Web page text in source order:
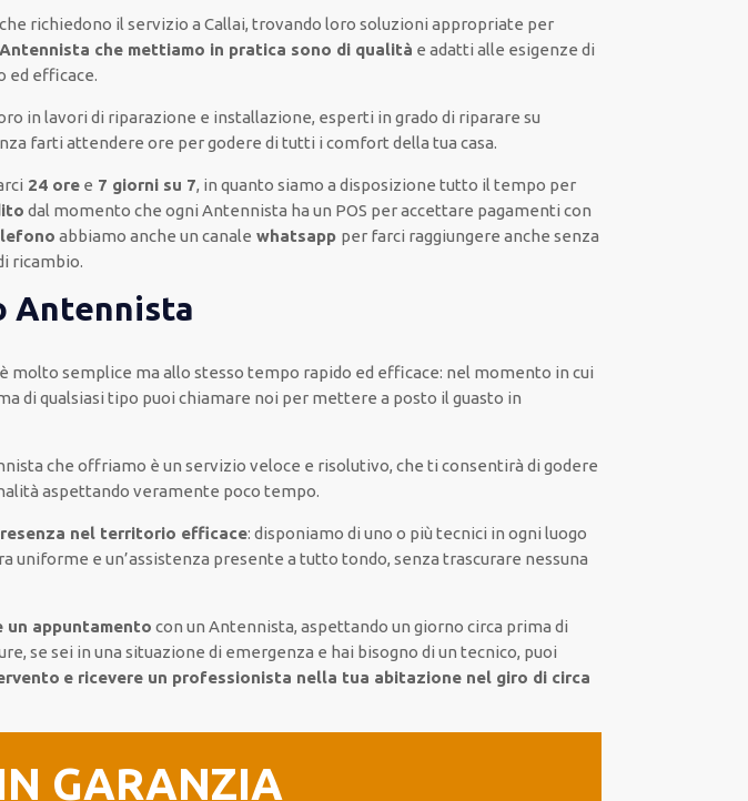
richiedono il servizio a Callai, trovando lorosoluzioni appropriate per
che mettiamo in pratica sono di qualità eadatti alle esigenze di
ed efficace.
in lavori di riparazione e installazione, esperti in grado di riparare su
fartiattendere ore per godere di tutti i comfort della tua casa.
24 ore e 7 giorni su 7, in quanto siamo a disposizionetutto il tempo per
dal momento che ogni Antennista haun POS per accettare pagamenticon
abbiamo anche uncanale whatsapp per farci raggiungere anche senza
ricambio.
Antennista
è molto semplice ma allo stesso tempo rapido ed efficace: nel momento in cui
di qualsiasi tipo puoi chiamare noi per mettere a posto il guasto in
che offriamo è un servizio veloce e risolutivo, che ti consentirà di godere
aspettando veramente poco tempo.
nel territorio efficace: disponiamo di uno o più tecnici in ogni luogo
uniforme e un’assistenza presente a tutto tondo, senza trascurare nessuna
un appuntamento con un Antennista, aspettando un giorno circa prima di
se sei in una situazione di emergenza e hai bisogno di un tecnico, puoi
e ricevere un professionista nella tua abitazione nel giro di circa
GARANZIA